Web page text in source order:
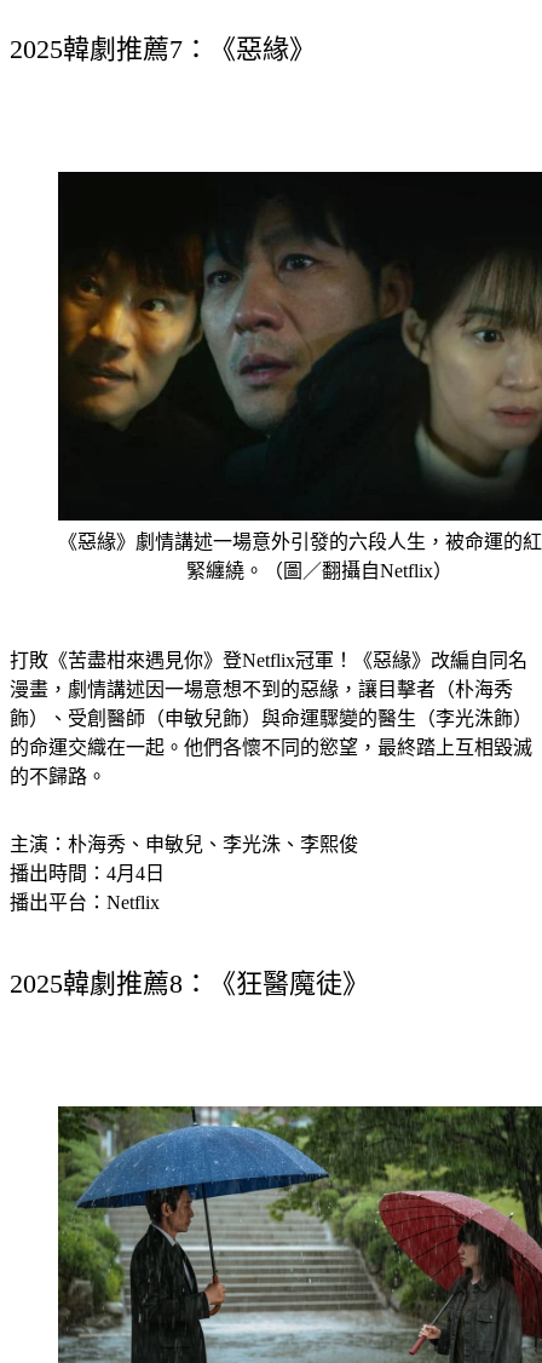
2025韓劇推薦7：《惡緣》
《惡緣》劇情講述一場意外引發的六段人生，被命運的
緊纏繞。（圖／翻攝自Netflix）
打敗《苦盡柑來遇見你》登Netflix冠軍！《惡緣》改編自同名
漫畫，劇情講述因一場意想不到的惡緣，讓目擊者（朴海秀
飾）、受創醫師（申敏兒飾）與命運驟變的醫生（李光洙飾）
的命運交織在一起。他們各懷不同的慾望，最終踏上互相毀滅
的不歸路。
主演：朴海秀、申敏兒、李光洙、李熙俊
播出時間：4月4日
播出平台：Netflix
2025韓劇推薦8：《狂醫魔徒》